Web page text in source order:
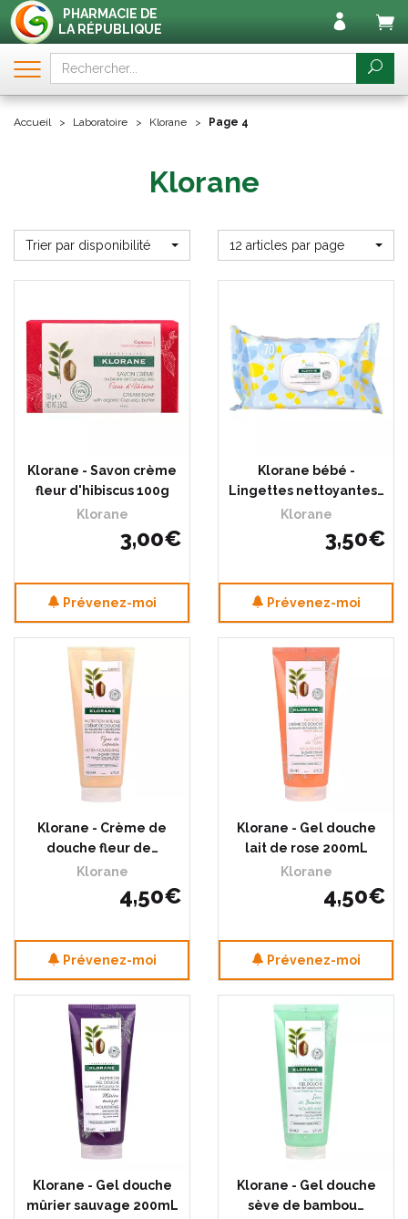
PHARMACIE DE
LA RÉPUBLIQUE
Accueil Laboratoire Klorane Page 4
Klorane
Trier par disponibilité 12 articles par page
Klorane - Savon crème
fleur d'hibiscus 100g
Klorane
3,00€
Prévenez-moi
Klorane bébé -
Lingettes nettoyantes…
Klorane
3,50€
Prévenez-moi
Klorane - Crème de
douche fleur de…
Klorane
4,50€
Prévenez-moi
Klorane - Gel douche
lait de rose 200mL
Klorane
4,50€
Prévenez-moi
Klorane - Gel douche
mûrier sauvage 200mL
Klorane - Gel douche
sève de bambou…